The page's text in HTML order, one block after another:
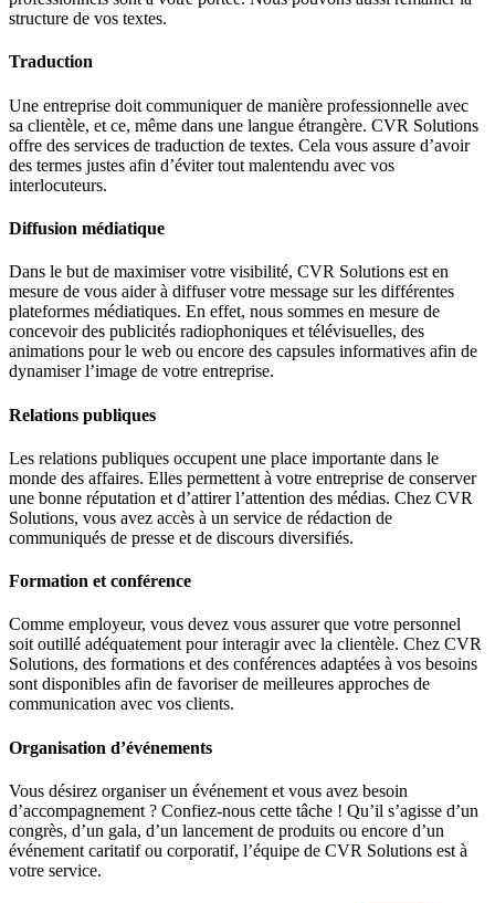
structure de vos textes.
Traduction
Une entreprise doit communiquer de manière professionnelle avec
sa clientèle, et ce, même dans une langue étrangère. CVR Solutions
offre des services de traduction de textes. Cela vous assure d’avoir
des termes justes afin d’éviter tout malentendu avec vos
interlocuteurs.
Diffusion médiatique
Dans le but de maximiser votre visibilité, CVR Solutions est en
mesure de vous aider à diffuser votre message sur les différentes
plateformes médiatiques. En effet, nous sommes en mesure de
concevoir des publicités radiophoniques et télévisuelles, des
animations pour le web ou encore des capsules informatives afin de
dynamiser l’image de votre entreprise.
Relations publiques
Les relations publiques occupent une place importante dans le
monde des affaires. Elles permettent à votre entreprise de conserver
une bonne réputation et d’attirer l’attention des médias. Chez CVR
Solutions, vous avez accès à un service de rédaction de
communiqués de presse et de discours diversifiés.
Formation et conférence
Comme employeur, vous devez vous assurer que votre personnel
soit outillé adéquatement pour interagir avec la clientèle. Chez CVR
Solutions, des formations et des conférences adaptées à vos besoins
sont disponibles afin de favoriser de meilleures approches de
communication avec vos clients.
Organisation d’événements
Vous désirez organiser un événement et vous avez besoin
d’accompagnement ? Confiez-nous cette tâche ! Qu’il s’agisse d’un
congrès, d’un gala, d’un lancement de produits ou encore d’un
événement caritatif ou corporatif, l’équipe de CVR Solutions est à
votre service.